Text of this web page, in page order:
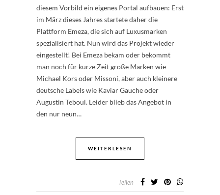
diesem Vorbild ein eigenes Portal aufbauen: Erst
im März dieses Jahres startete daher die
Plattform Emeza, die sich auf Luxusmarken
spezialisiert hat. Nun wird das Projekt wieder
eingestellt! Bei Emeza bekam oder bekommt
man noch für kurze Zeit große Marken wie
Michael Kors oder Missoni, aber auch kleinere
deutsche Labels wie Kaviar Gauche oder
Augustin Teboul. Leider blieb das Angebot in
den nur neun…
WEITERLESEN
Teilen